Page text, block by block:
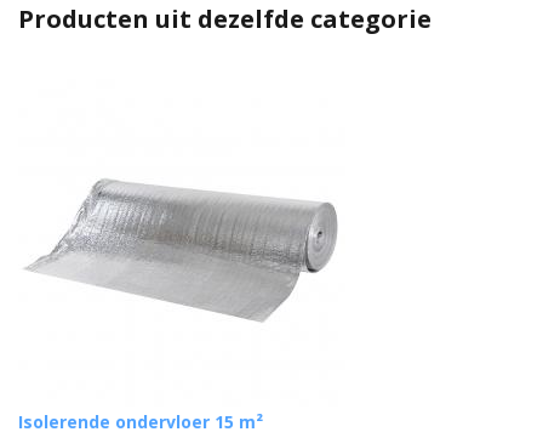
Producten uit dezelfde categorie
Isolerende ondervloer 15 m²